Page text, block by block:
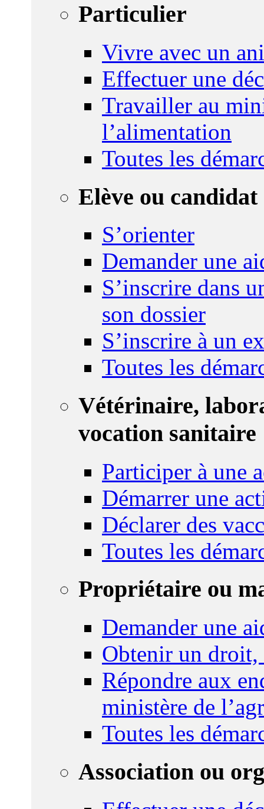
Particulier
Vivre avec un
Effectuer une
Travailler au
l’alimentation
Toutes les
Elève ou candidat
S’orienter
Demander une
S’inscrire dans
son dossier
S’inscrire à un
Toutes les
Vétérinaire,
vocation sanitaire
Participer à une
Démarrer une
Déclarer des
Toutes les
Propriétaire ou
Demander une
Obtenir un droit,
Répondre aux
ministère de
Toutes les
Association ou